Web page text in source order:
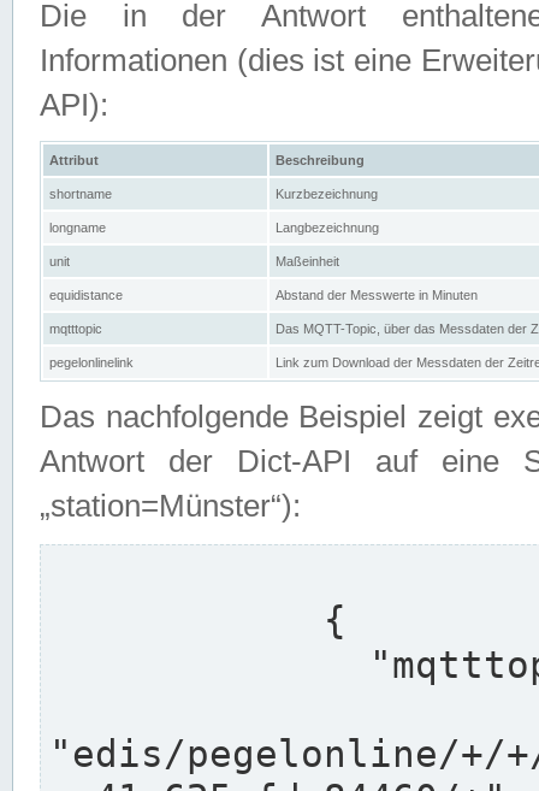
Die in der Antwort
Informationen (dies ist eine
API):
Attribut Beschreibung
shortname Kurzbezeichnung
longname Langbezeichnung
unit Maßeinheit
equidistance Abstand der Messwerte in Minuten
mqtttopic Das MQTT-Topic, über das Messdaten der
pegelonlinelink Link zum Download der Messdaten der
Das nachfolgende Beispiel zeigt
Antwort der Dict-API auf eine
„station=Münster“):
"edis/pegelonline/+/